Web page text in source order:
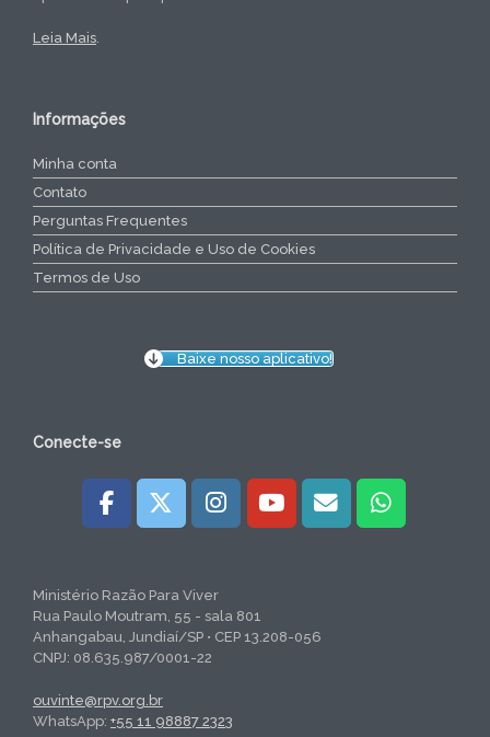
Leia Mais
Informações
Minha conta
Contato
Perguntas Frequentes
Política de Privacidade e Uso de Cookies
Termos de Uso
Baixe nosso aplicativo!
Conecte-se
Ministério Razão Para Viver
Rua Paulo Moutram, 55 - sala 801
Anhangabau, Jundiaí/SP • CEP 13.208-056
CNPJ: 08.635.987/0001-22
ouvinte@rpv.org.br
WhatsApp: +55 11 98887 2323